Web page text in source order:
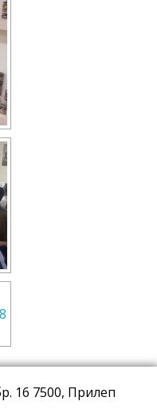
16 7500, Прилеп